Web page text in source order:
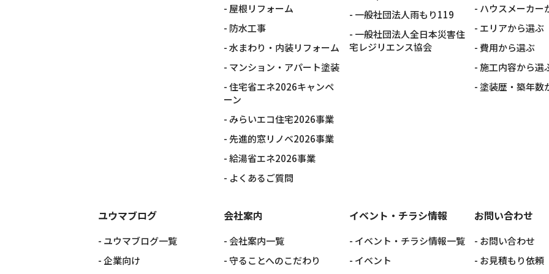
屋根リフォーム
防水工事
水まわり・内装リフォーム
マンション・アパート塗装
住宅省エネ2026キャンペ
ーン
みらいエコ住宅2026事業
先進的窓リノベ2026事業
給湯省エネ2026事業
よくあるご質問
一般社団法人雨もり119
一般社団法人全日本災害住
宅レジリエンス協会
ハウスメーカー
エリアから選ぶ
費用から選ぶ
施工内容から選
塗装歴・築年数
ユウマブログ
ユウマブログ一覧
企業向け
会社案内
会社案内一覧
守ることへのこだわり
イベント・チラシ情報
イベント・チラシ情報一覧
イベント
お問い合わせ
お問い合わせ
お見積もり依頼